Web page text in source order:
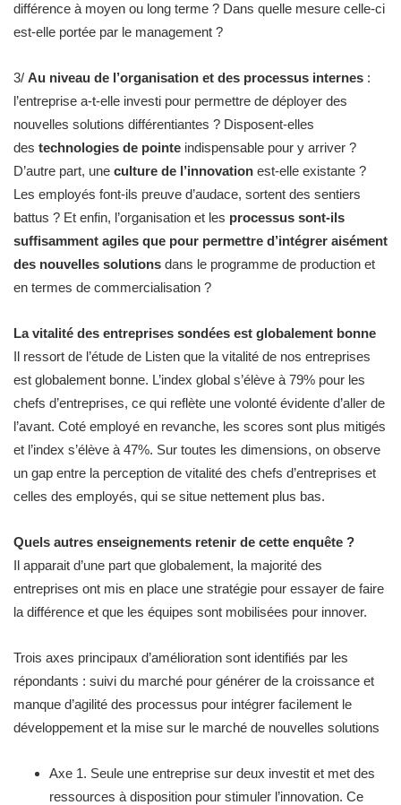
différence à moyen ou long terme ? Dans quelle mesure celle-ci
est-elle portée par le management ?
3/ Au niveau de l’organisation et des processus internes :
l’entreprise a-t-elle investi pour permettre de déployer des
nouvelles solutions différentiantes ? Disposent-elles
des technologies de pointe indispensable pour y arriver ?
D’autre part, une culture de l’innovation est-elle existante ?
Les employés font-ils preuve d’audace, sortent des sentiers
battus ? Et enfin, l’organisation et les processus sont-ils
suffisamment agiles que pour permettre d’intégrer aisément
des nouvelles solutions dans le programme de production et
en termes de commercialisation ?
La vitalité des entreprises sondées est globalement bonne
Il ressort de l’étude de Listen que la vitalité de nos entreprises
est globalement bonne. L’index global s’élève à 79% pour les
chefs d’entreprises, ce qui reflète une volonté évidente d’aller de
l’avant. Coté employé en revanche, les scores sont plus mitigés
et l’index s’élève à 47%. Sur toutes les dimensions, on observe
un gap entre la perception de vitalité des chefs d’entreprises et
celles des employés, qui se situe nettement plus bas.
Quels autres enseignements retenir de cette enquête ?
Il apparait d’une part que globalement, la majorité des
entreprises ont mis en place une stratégie pour essayer de faire
la différence et que les équipes sont mobilisées pour innover.
Trois axes principaux d’amélioration sont identifiés par les
répondants : suivi du marché pour générer de la croissance et
manque d’agilité des processus pour intégrer facilement le
développement et la mise sur le marché de nouvelles solutions
Axe 1. Seule une entreprise sur deux investit et met des
ressources à disposition pour stimuler l’innovation. Ce